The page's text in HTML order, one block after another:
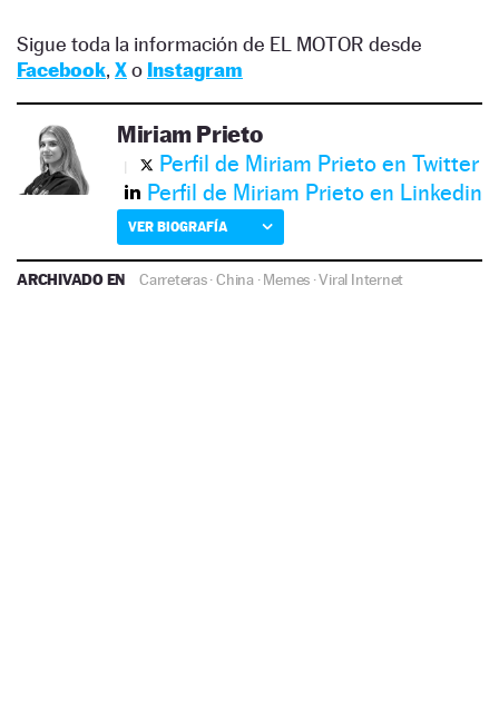
Sigue toda la información de EL MOTOR desde
Facebook, Xo Instagram
Miriam Prieto
Perfil de Miriam Prieto en Twitter
Perfil de Miriam Prieto en Linkedin
VER BIOGRAFÍA
ARCHIVADO EN Carreteras·China·Memes ·Viral Internet